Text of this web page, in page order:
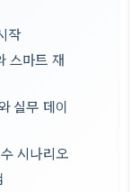
작
스마트 재
실무 데이
시나리오